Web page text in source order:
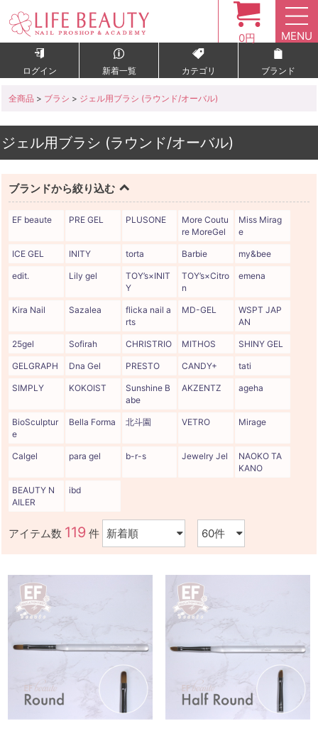
0円 MENU
ログイン 新着一覧 カテゴリ ブランド
全商品 > ブラシ > ジェル用ブラシ (ラウンド/オーバル)
ジェル用ブラシ (ラウンド/オーバル)
ブランドから絞り込む
EF beaute PRE GEL PLUSONE
More Coutu
re MoreGel
Miss Mirag
e
ICE GEL INITY torta Barbie my&bee
edit. Lily gel
TOY’s×INIT
Y
TOY’s×Citro
n
emena
Kira Nail Sazalea
flicka nail a
rts
MD-GEL
WSPT JAP
AN
25gel Sofirah CHRISTRIO MITHOS SHINY GEL
GELGRAPH Dna Gel PRESTO CANDY+ tati
SIMPLY KOKOIST
Sunshine B
abe
AKZENTZ ageha
BioSculptur
e
Bella Forma 北斗園 VETRO Mirage
Calgel para gel b-r-s Jewelry Jel
NAOKO TA
KANO
BEAUTY N
AILER
ibd
アイテム数 119 件